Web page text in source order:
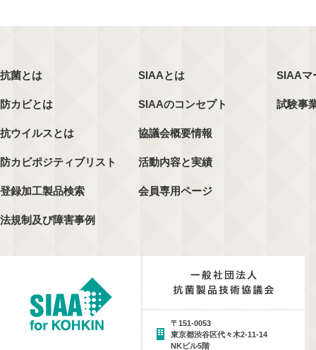
抗菌とは
防カビとは
抗ウイルスとは
防カビポジティブリスト
登録加工製品検索
法規制及び障害事例
SIAAとは
SIAAのコンセプト
協議会概要情報
活動内容と実績
会員専用ページ
SIAAマ
試験事
〒151-0053
東京都渋谷区代々木2-11-14
NKビル5階